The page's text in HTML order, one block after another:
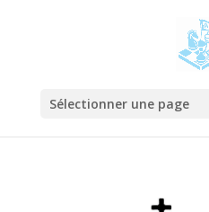
Sélectionner une page